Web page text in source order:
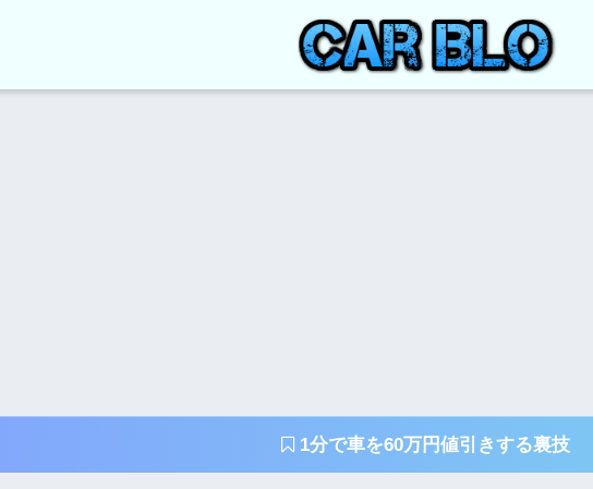
1分で車を60万円値引きする裏技